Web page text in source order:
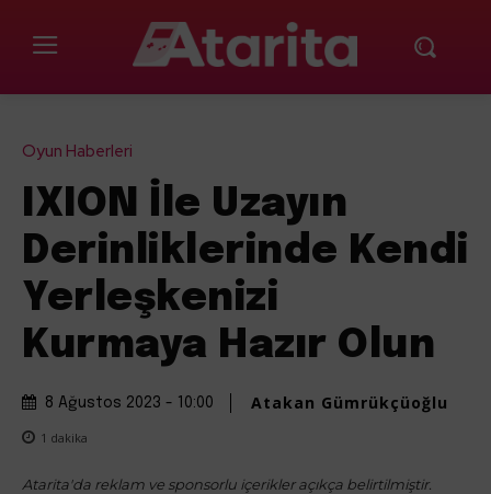
Oyun Haberleri
IXION İle Uzayın
Derinliklerinde Kendi
Yerleşkenizi
Kurmaya Hazır Olun
8 Ağustos 2023 - 10:00 Atakan Gümrükçüoğlu
1 dakika
Atarita'da reklam ve sponsorlu içerikler açıkça belirtilmiştir.